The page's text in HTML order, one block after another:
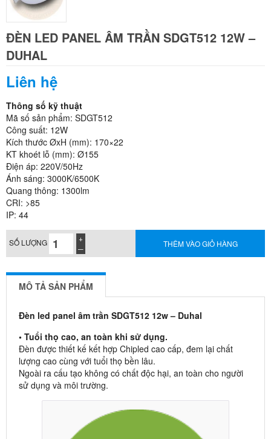
ĐÈN LED PANEL ÂM TRẦN SDGT512 12W –
DUHAL
Liên hệ
Thông số kỹ thuật
Mã số sản phẩm: SDGT512
Công suất: 12W
Kích thước ØxH (mm): 170×22
KT khoét lỗ (mm): Ø155
Điện áp: 220V/50Hz
Ánh sáng: 3000K/6500K
Quang thông: 1300lm
CRI: >85
IP: 44
SỐ LƯỢNG THÊM VÀO GIỎ HÀNG
MÔ TẢ SẢN PHẨM
Đèn led panel âm trần SDGT512 12w – Duhal
• Tuổi thọ cao, an toàn khi sử dụng.
Đèn được thiết kế kết hợp Chipled cao cấp, đem lại chất
lượng cao cùng với tuổi thọ bền lâu.
Ngoài ra cấu tạo không có chất độc hại, an toàn cho người
sử dụng và môi trường.